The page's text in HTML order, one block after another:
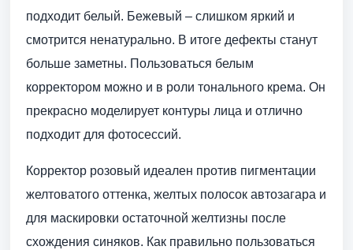
подходит белый. Бежевый – слишком яркий и
смотрится ненатурально. В итоге дефекты станут
больше заметны. Пользоваться белым
корректором можно и в роли тонального крема. Он
прекрасно моделирует контуры лица и отлично
подходит для фотосессий.
Корректор розовый идеален против пигментации
желтоватого оттенка, желтых полосок автозагара и
для маскировки остаточной желтизны после
схождения синяков. Как правильно пользоваться